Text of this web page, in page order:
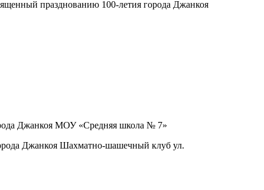
празднованию 100-летия города Джанкоя
Джанкоя МОУ «Средняя школа № 7»
Джанкоя Шахматно-шашечный клуб ул.